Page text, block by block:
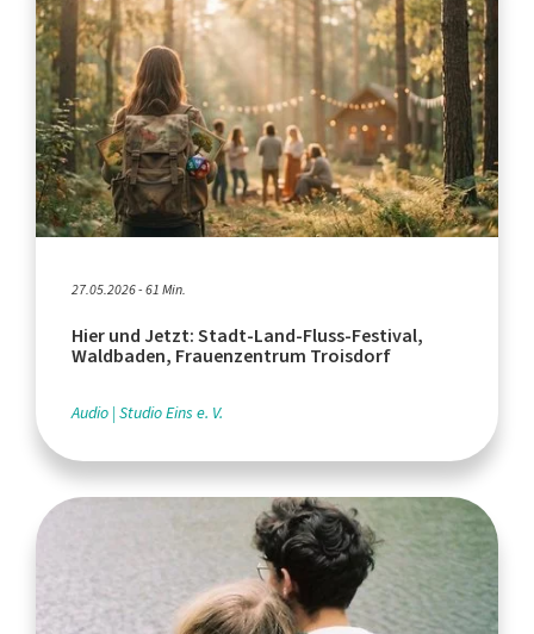
27.05.2026 - 61 Min.
Hier und Jetzt: Stadt-Land-Fluss-Festival,
Waldbaden, Frauenzentrum Troisdorf
Audio Studio Eins e. V.